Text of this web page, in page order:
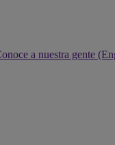
a nuestra gente